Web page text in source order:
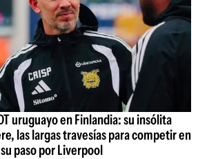
uruguayo en Finlandia: su insólita
las largas travesías para competir en
paso por Liverpool